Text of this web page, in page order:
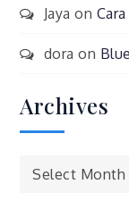
Jaya on
dora on
Archives
Archives